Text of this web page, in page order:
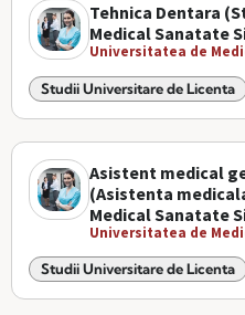
Tehnica Dentara
Medical Sanatate
Universitatea de
Studii Universitare de Licenta
Asistent medical
(Asistenta
Medical Sanatate
Universitatea de
Studii Universitare de Licenta